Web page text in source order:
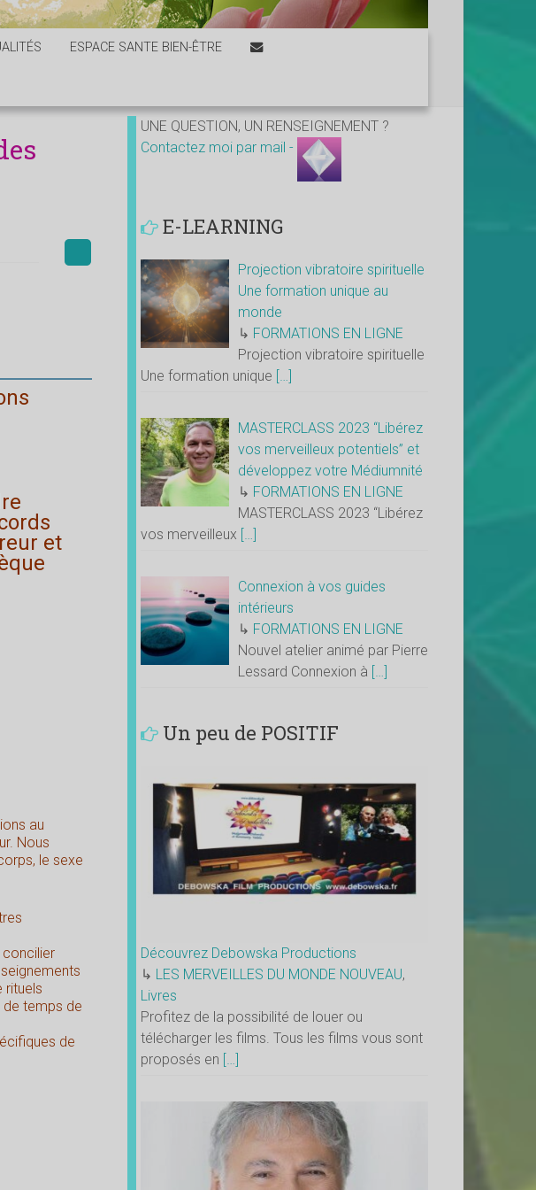
ESPACE SANTE BIEN-ÊTRE
et
au
Nous
le sexe
concilier
rituels
de temps de
de
UNE QUESTION, UN RENSEIGNEMENT ?
Contactez moi par mail -
E-LEARNING
Projection vibratoire spirituelle
Une formation unique au
monde
↳ FORMATIONS EN LIGNE
Projection vibratoire spirituelle
Une formation unique […]
MASTERCLASS 2023 “Libérez
vos merveilleux potentiels” et
développez votre Médiumnité
↳ FORMATIONS EN LIGNE
MASTERCLASS 2023 “Libérez
vos merveilleux […]
Connexion à vos guides
intérieurs
↳ FORMATIONS EN LIGNE
Nouvel atelier animé par Pierre
Lessard Connexion à […]
Un peu de POSITIF
Découvrez Debowska Productions
↳ LES MERVEILLES DU MONDE NOUVEAU,
Livres
Profitez de la possibilité de louer ou
télécharger les films. Tous les films vous sont
proposés en […]